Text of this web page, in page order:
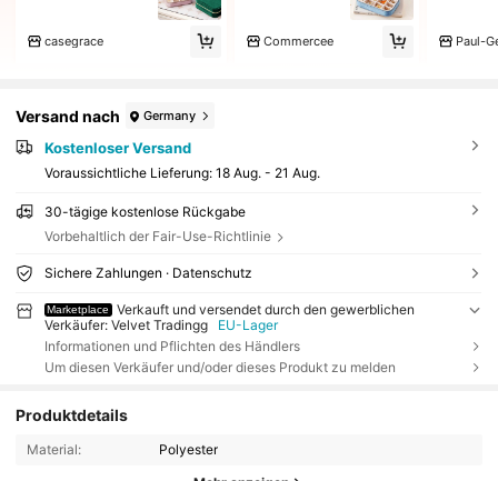
casegrace Commercee Paul-
Versand nach Germany
Kostenloser Versand
Voraussichtliche Lieferung: 18 Aug. - 21 Aug.
30-tägige kostenlose Rückgabe
Vorbehaltlich der Fair-Use-Richtlinie
Sichere Zahlungen · Datenschutz
Marketplace
Verkauft und versendet durch den gewerblichen
Verkäufer: Velvet Tradingg
EU-Lager
Informationen und Pflichten des Händlers
Um diesen Verkäufer und/oder dieses Produkt zu melden
Produktdetails
Material: Polyester